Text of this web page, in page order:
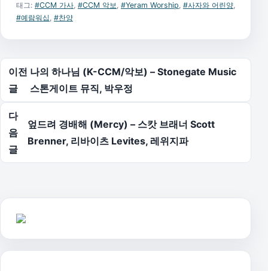
태그: #CCM 가사, #CCM 악보, #Yeram Worship, #사자와 어린양,
#예람워십, #찬양
글 탐색
이전
글
나의 하나님 (K-CCM/악보) – Stonegate Music
스톤게이트 뮤직, 박우정
다
음
글
엎드려 경배해 (Mercy) – 스캇 브래너 Scott
Brenner, 리바이츠 Levites, 레위지파